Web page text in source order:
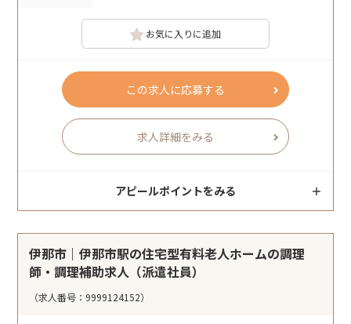
お気に入りに追加
この求人に応募する
求人詳細をみる
アピールポイントをみる
伊那市｜伊那市駅の住宅型有料老人ホームの調理
師・調理補助求人（派遣社員）
（求人番号：9999124152）